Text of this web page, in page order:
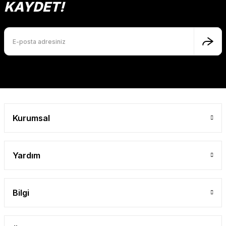
Ürün fiyatı diğer sitelerden daha pahalı.
Bu ürüne benzer farklı alternatifler olmalı.
KAYDET!
Kurumsal
Yardım
Bilgi